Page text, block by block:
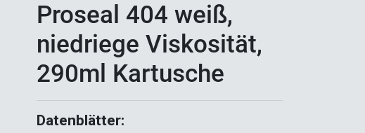
Proseal 404 weiß,
niedriege Viskosität,
290ml Kartusche
Datenblätter: